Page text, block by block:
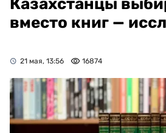
Казахстанцы
вместо книг —
21 мая, 13:56 16874